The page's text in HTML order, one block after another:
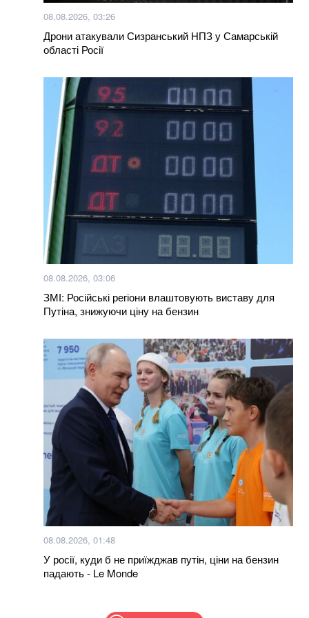
100% фальсифікат: у Тернополі продають масло з
заводу, який давно перетворився на руїни
08.08.2026, 03:26
Дрони атакували Сизранський НПЗ у Самарській
області Росії
08.08.2026, 03:06
ЗМІ: Російські регіони влаштовують виставу для
Путіна, знижуючи ціну на бензин
08.08.2026, 01:48
У росії, куди б не приїжджав путін, ціни на бензин
падають - Le Monde